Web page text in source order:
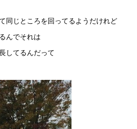
同じところを回ってるようだけれど
んでそれは
してるんだって